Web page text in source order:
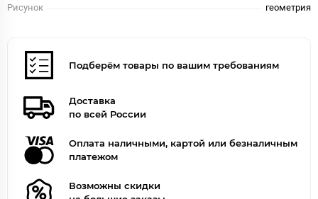
Рисунок
геометрия
Подберём товары по вашим требованиям
Доставка
по всей России
Оплата наличными, картой или безналичным
платежом
Возможны скидки